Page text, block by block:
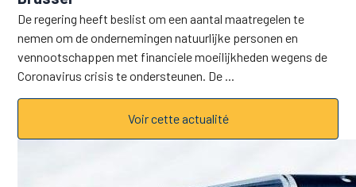
De regering heeft beslist om een aantal maatregelen te
nemen om de ondernemingen natuurlijke personen en
vennootschappen met financiele moeilijkheden wegens de
Coronavirus crisis te ondersteunen. De ...
Voir cette actualité